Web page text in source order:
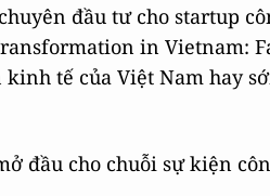
đầu tư cho startup
in Vietnam:
tế của Việt Nam hay
đầu cho chuỗi sự kiện